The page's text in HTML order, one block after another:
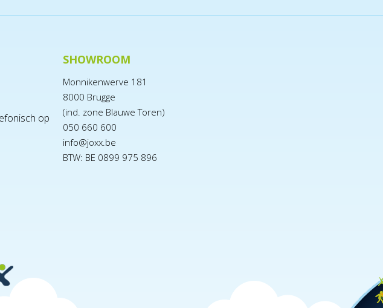
op
SHOWROOM
Monnikenwerve 181
8000 Brugge
(ind. zone Blauwe Toren)
050 660 600
info@joxx.be
BTW: BE 0899 975 896